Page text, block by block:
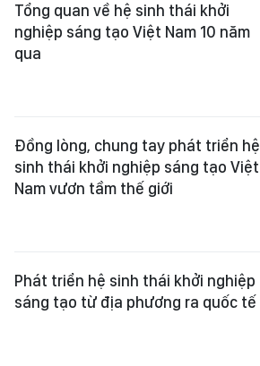
Tổng quan về hệ sinh thái khởi
nghiệp sáng tạo Việt Nam 10 năm
qua
Đồng lòng, chung tay phát triển hệ
sinh thái khởi nghiệp sáng tạo Việt
Nam vươn tầm thế giới
Phát triển hệ sinh thái khởi nghiệp
sáng tạo từ địa phương ra quốc tế